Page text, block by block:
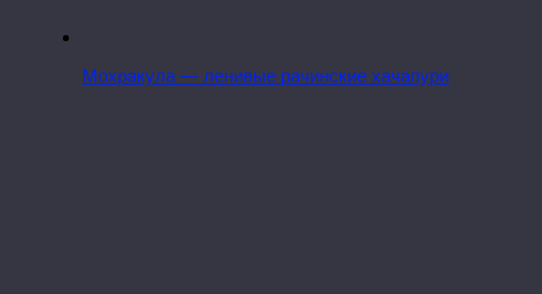
Мохракула — ленивые рачинские хачапури